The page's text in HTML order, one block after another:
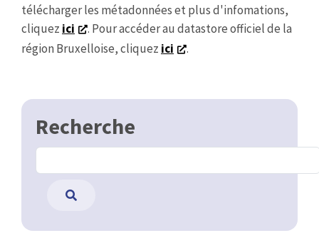
télécharger les métadonnées et plus d'infomations,
cliquez ici
. Pour accéder au datastore officiel de la
région Bruxelloise, cliquez ici .
Recherche